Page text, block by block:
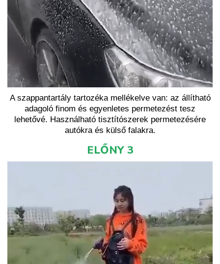
A szappantartály tartozéka mellékelve van: az állítható
adagoló finom és egyenletes permetezést tesz
lehetővé. Használható tisztítószerek permetezésére
autókra és külső falakra.
ELŐNY 3